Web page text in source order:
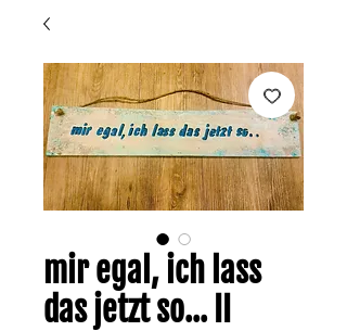
mir egal, ich lass
das jetzt so... II